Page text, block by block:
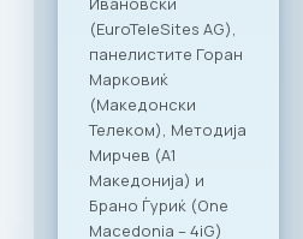
– PARK by Ragusa,
RAGUSA 360, Ragusa
919 и Kinder PARK.
Нашата цел е да
понудиме врвно
искуство и
поддршка како за
компаниите, така и
за сите нивни
вработени,